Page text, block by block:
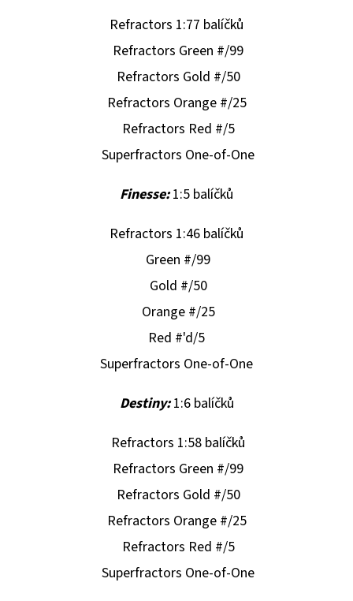
Refractors 1:77 balíčků
Refractors Green #/99
Refractors Gold #/50
Refractors Orange #/25
Refractors Red #/5
Superfractors One-of-One
Finesse: 1:5 balíčků
Refractors 1:46 balíčků
Green #/99
Gold #/50
Orange #/25
Red #'d/5
Superfractors One-of-One
Destiny: 1:6 balíčků
Refractors 1:58 balíčků
Refractors Green #/99
Refractors Gold #/50
Refractors Orange #/25
Refractors Red #/5
Superfractors One-of-One